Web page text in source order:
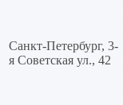
Санкт-Петербург, 3-
я Советская ул., 42